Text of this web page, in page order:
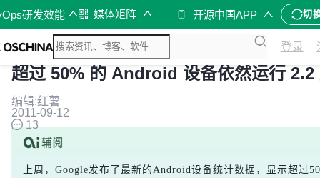
研发效能 媒体矩阵 开源中国APP 切
登录
超过 50% 的 Android 设备依然运行 2.2
编辑:红薯
2011-09-12
13
上周，Google发布了最新的Android设备统计数据，显示超过